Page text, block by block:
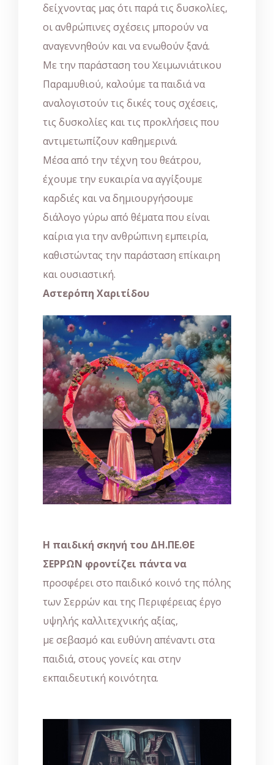
δείχνοντας μας ότι παρά τις δυσκολίες,
οι ανθρώπινες σχέσεις μπορούν να
αναγεννηθούν και να ενωθούν ξανά.
Με την παράσταση του Χειμωνιάτικου
Παραμυθιού, καλούμε τα παιδιά να
αναλογιστούν τις δικές τους σχέσεις,
τις δυσκολίες και τις προκλήσεις που
αντιμετωπίζουν καθημερινά.
Μέσα από την τέχνη του θεάτρου,
έχουμε την ευκαιρία να αγγίξουμε
καρδιές και να δημιουργήσουμε
διάλογο γύρω από θέματα που είναι
καίρια για την ανθρώπινη εμπειρία,
καθιστώντας την παράσταση επίκαιρη
και ουσιαστική.
Αστερόπη Χαριτίδου
Η παιδική σκηνή του ΔΗ.ΠΕ.ΘΕ
ΣΕΡΡΩΝ φροντίζει πάντα να
προσφέρει στο παιδικό κοινό της πόλης
των Σερρών και της Περιφέρειας έργο
υψηλής καλλιτεχνικής αξίας,
με σεβασμό και ευθύνη απέναντι στα
παιδιά, στους γονείς και στην
εκπαιδευτική κοινότητα.